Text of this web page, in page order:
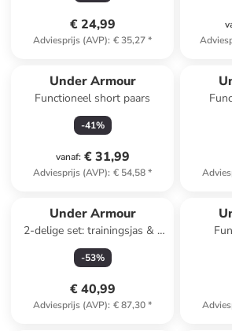
€ 24,99
Adviesprijs (AVP): € 35,27*
Under Armour
Functioneel short paars
-41%
vanaf: € 31,99
Adviesprijs (AVP): € 54,58*
Under Armour
2-delige set: trainingsjas & -
broek grijs
-53%
€ 40,99
Adviesprijs (AVP): € 87,30*